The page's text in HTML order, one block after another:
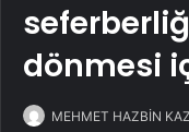
dönmesi
MEHMET HAZBİN